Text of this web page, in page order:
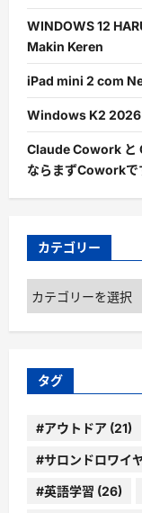
WINDOWS 12
Makin Keren
iPad mini 2 com
Windows K2 2026
Claude Cowork と
ならまずCoworkで
カテゴリー
カ
テ
ゴ
ー
タグ
#アウトドア (21)
#サロンドロワイ
#英語学習 (26)